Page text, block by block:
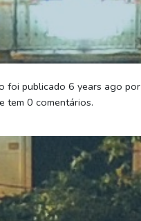
foi publicado 6 years ago por
tem 0 comentários.